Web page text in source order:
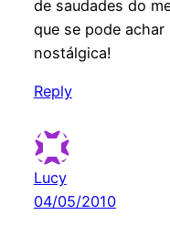
de saudades do
que se pode
nostálgica!
Reply
Lucy
04/05/2010